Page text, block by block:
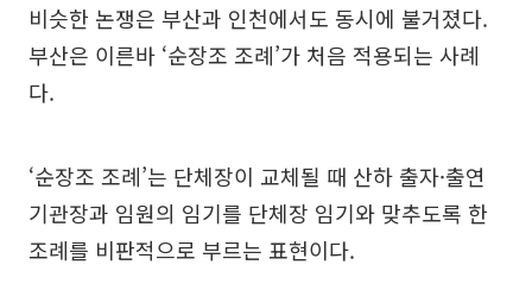
비슷한 논쟁은 부산과 인천에서도 동시에 불거졌다.
부산은 이른바 ‘순장조 조례’가 처음 적용되는 사례
다.
‘순장조 조례’는 단체장이 교체될 때 산하 출자·출연
기관장과 임원의 임기를 단체장 임기와 맞추도록 한
조례를 비판적으로 부르는 표현이다.